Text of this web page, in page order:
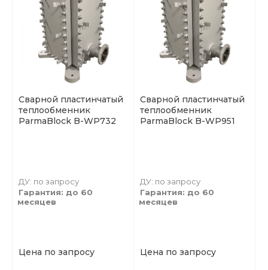
Сварной пластинчатый
теплообменник
ParmaBlock B-WP732
ДУ: по запросу
Гарантия: до 60
месяцев
Цена по запросу
Сварной пластинчатый
теплообменник
ParmaBlock B-WP951
ДУ: по запросу
Гарантия: до 60
месяцев
Цена по запросу